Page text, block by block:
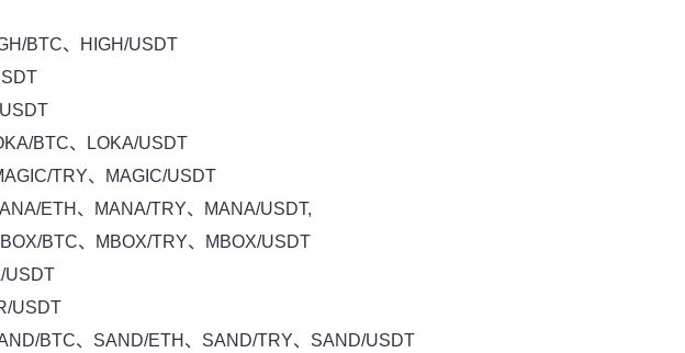
BTC、HIGH/USDT
BTC、LOKA/USDT
TRY、MAGIC/USDT
ETH、MANA/TRY、MANA/USDT,
BTC、MBOX/TRY、MBOX/USDT
USDT
USDT
BTC、SAND/ETH、SAND/TRY、SAND/USDT